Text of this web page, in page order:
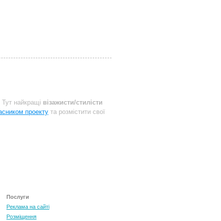
найкращі візажисти/стилісти
проекту та розмістити свої
Послуги
Реклама на сайті
Розміщення